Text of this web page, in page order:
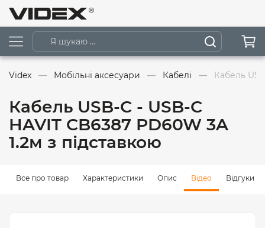
Videx Мобільні аксесуари Кабелі Кабель
Кабель USB-C - USB-C
HAVIT CB6387 PD60W 3A
1.2м з підставкою
Все про товар Характеристики Опис Відео Відгуки (0)